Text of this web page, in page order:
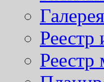
Галерея
Реестр